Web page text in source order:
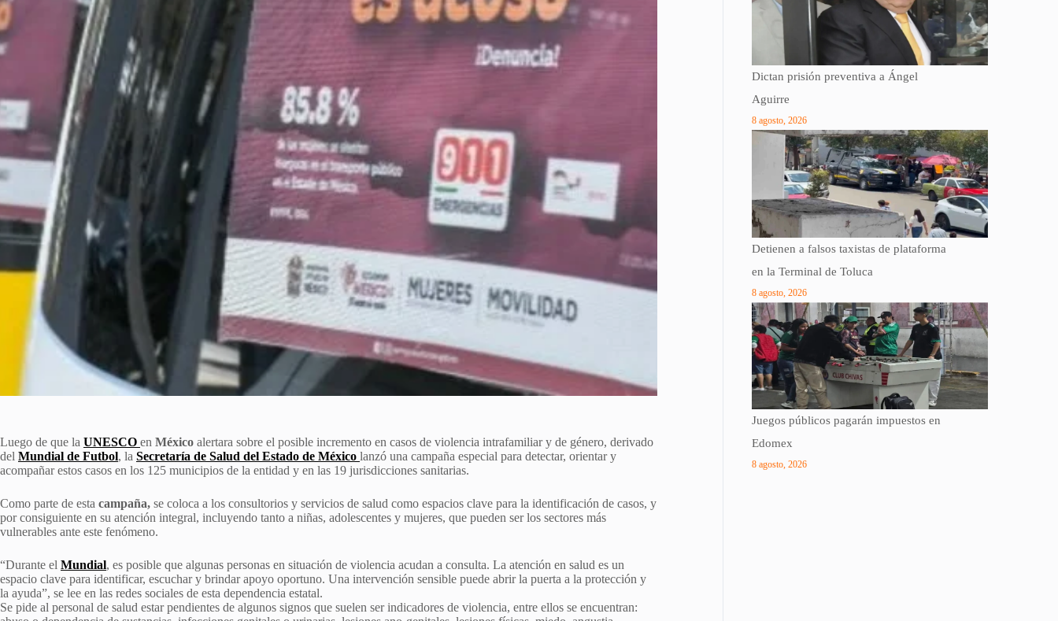
Luego de que la UNESCO en México alertara sobre el posible incremento en casos de violencia intrafamiliar y de género, derivado
del Mundial de Futbol, la Secretaría de Salud del Estado de México lanzó una campaña especial para detectar, orientar y
acompañar estos casos en los 125 municipios de la entidad y en las 19 jurisdicciones sanitarias.
Como parte de esta campaña, se coloca a los consultorios y servicios de salud como espacios clave para la identificación de casos, y
por consiguiente en su atención integral, incluyendo tanto a niñas, adolescentes y mujeres, que pueden ser los sectores más
vulnerables ante este fenómeno.
“Durante el Mundial, es posible que algunas personas en situación de violencia acudan a consulta. La atención en salud es un
espacio clave para identificar, escuchar y brindar apoyo oportuno. Una intervención sensible puede abrir la puerta a la protección y
la ayuda”, se lee en las redes sociales de esta dependencia estatal.
Se pide al personal de salud estar pendientes de algunos signos que suelen ser indicadores de violencia, entre ellos se encuentran:
Dictan prisión preventiva a Ángel
Aguirre
8 agosto, 2026
Detienen a falsos taxistas de plataforma
en la Terminal de Toluca
8 agosto, 2026
Juegos públicos pagarán impuestos en
Edomex
8 agosto, 2026